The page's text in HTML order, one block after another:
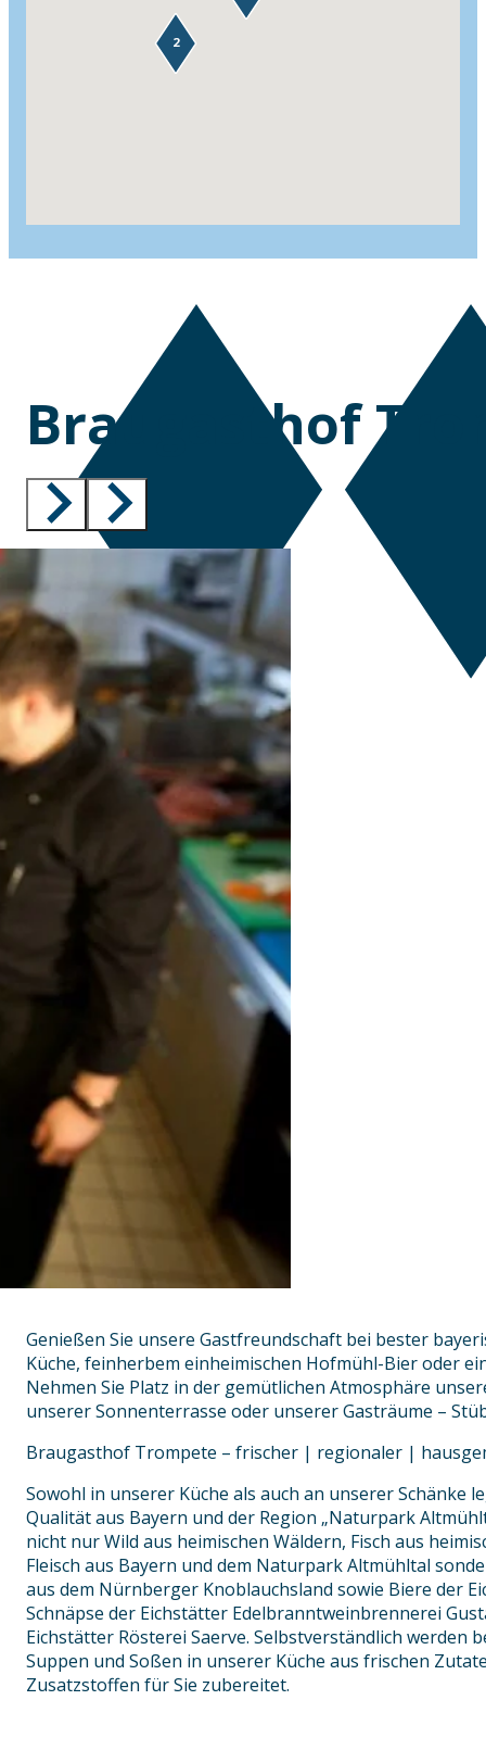
2
Braugasthof
Genießen Sie unsere Gastfreundschaft bei bester
Küche, feinherbem einheimischen Hofmühl-Bier oder
Nehmen Sie Platz in der gemütlichen Atmosphäre
unserer Sonnenterrasse oder unserer Gasträume –
Braugasthof Trompete – frischer | regionaler |
Sowohl in unserer Küche als auch an unserer Schänke
Qualität aus Bayern und der Region „Naturpark
nicht nur Wild aus heimischen Wäldern, Fisch aus
Fleisch aus Bayern und dem Naturpark Altmühltal
aus dem Nürnberger Knoblauchsland sowie Biere der
Schnäpse der Eichstätter Edelbranntweinbrennerei
Eichstätter Rösterei Saerve. Selbstverständlich werden
Suppen und Soßen in unserer Küche aus frischen
Zusatzstoffen für Sie zubereitet.